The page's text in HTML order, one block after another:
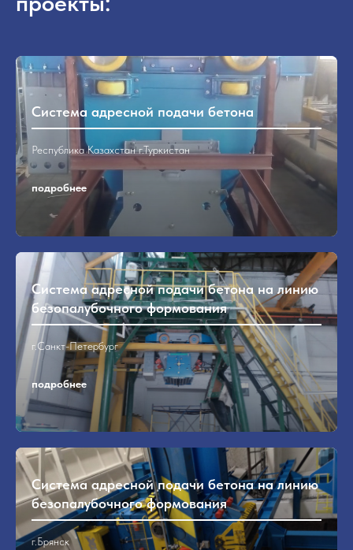
Система адресной подачи бетона
Республика Казахстан г.Туркистан
подробнее
Система адресной подачи бетона на линию
безопалубочного формования
г.Санкт-Петербург
подробнее
Система адресной подачи бетона на линию
безопалубочного формования
г.Брянск
Рассчитаем
стоимость
проекта
Ваше имя
Ваш email
Ваш телефон *
+7
Консультация с сотрудником
отдела продаж или сервисной
службы займёт меньше времени,
чем самостоятельный поиск!
Заполните форму, и наш
специалист свяжется в вами в
течение 15 минут!